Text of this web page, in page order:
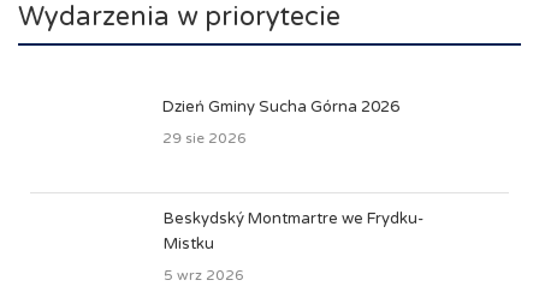
Wydarzenia w priorytecie
Dzień Gminy Sucha Górna 2026
29 sie 2026
Beskydský Montmartre we Frydku-
Mistku
5 wrz 2026